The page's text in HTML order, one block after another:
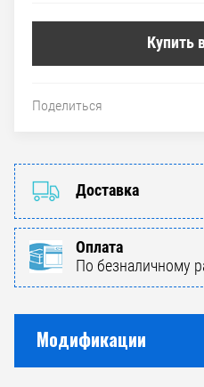
Купить
Поделиться
Доставка
Оплата
По безналичному
Модификации